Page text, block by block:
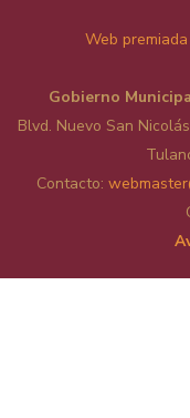
Web
Gobierno
Blvd. Nuevo San
Contacto: web